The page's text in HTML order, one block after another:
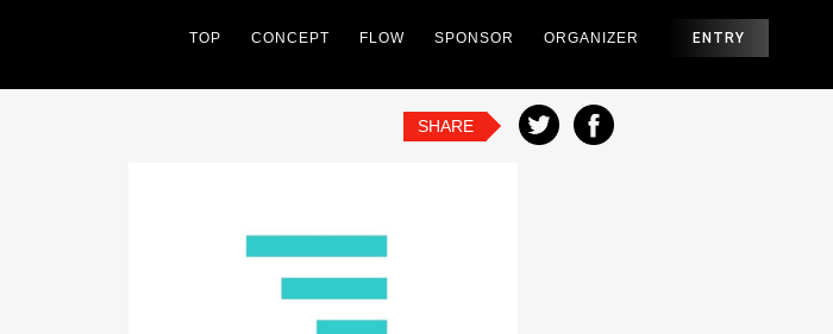
TOP CONCEPT FLOW SPONSOR ORGANIZER ENTRY
SHARE